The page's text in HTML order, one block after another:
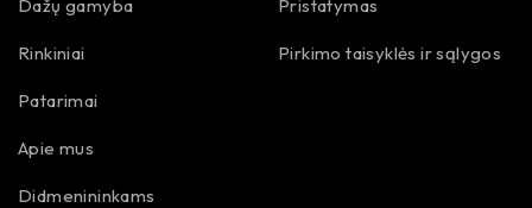
Dažų gamyba
Rinkiniai
Patarimai
Apie mus
Didmenininkams
Pristatymas
Pirkimo taisyklės ir sąlygos